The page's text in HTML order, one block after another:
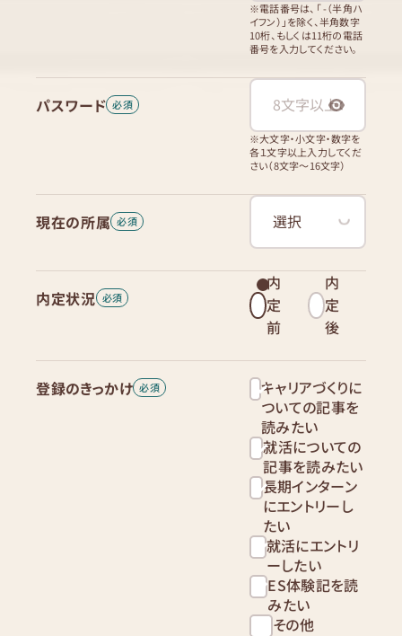
※電話番号は、「 -（半角ハ
イフン）」を除く、半角数字
10桁、もしくは11桁の電話
番号を入力してください。
パスワード
※大文字・小文字・数字を
各１文字以上入力してくだ
さい（8文字〜16文字）
現在の所属
内定状況
内
定
前
内
定
後
登録のきっかけ
キャリアづくりに
ついての記事を
読みたい
就活についての
記事を読みたい
長期インターン
にエントリーし
たい
就活にエントリ
ーしたい
ES体験記を読
みたい
その他